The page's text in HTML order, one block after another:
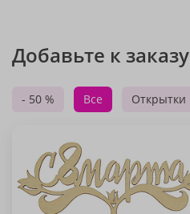
Добавьте к заказу
- 50 % Все Открытки